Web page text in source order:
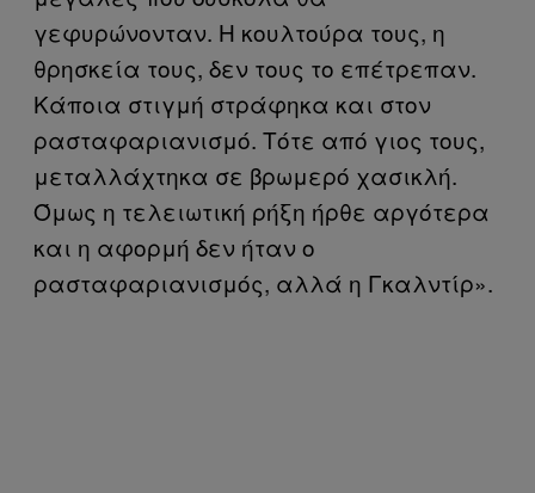
γεφυρώνονταν. Η κουλτούρα τους, η
θρησκεία τους, δεν τους το επέτρεπαν.
Κάποια στιγμή στράφηκα και στον
ρασταφαριανισμό. Τότε από γιος τους,
μεταλλάχτηκα σε βρωμερό χασικλή.
Όμως η τελειωτική ρήξη ήρθε αργότερα
και η αφορμή δεν ήταν ο
ρασταφαριανισμός, αλλά η Γκαλντίρ».